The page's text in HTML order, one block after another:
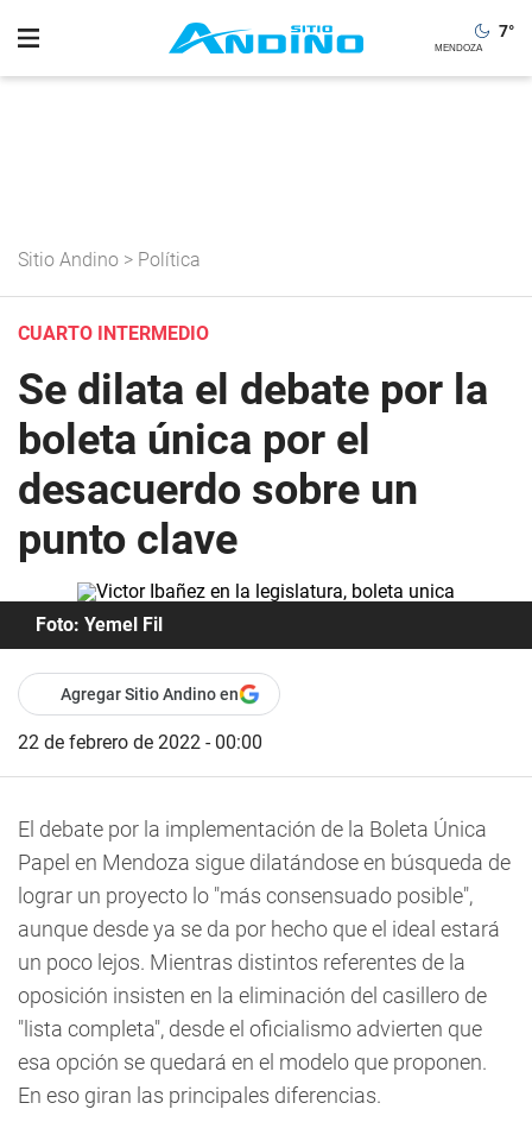
7°
Sitio Andino > Política
CUARTO INTERMEDIO
Se dilata el debate por la
boleta única por el
desacuerdo sobre un
punto clave
Foto: Yemel Fil
Agregar Sitio Andino en
22 de febrero de 2022 - 00:00
El debate por la implementación de la Boleta Única
Papel en Mendoza sigue dilatándose en búsqueda de
lograr un proyecto lo "más consensuado posible",
aunque desde ya se da por hecho que el ideal estará
un poco lejos. Mientras distintos referentes de la
oposición insisten en la eliminación del casillero de
"lista completa", desde el oficialismo advierten que
esa opción se quedará en el modelo que proponen.
En eso giran las principales diferencias.